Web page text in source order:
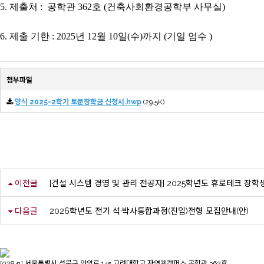
5. 제출처 : 공학관 362호 (건축사회환경공학부 사무실)
6. 제출 기한 : 2025년 12월 10일(수)까지 (기일 엄수 )
첨부파일
양식 2025-2학기 토문장학금 신청서.hwp (29.5K)
이전글 [건설 시스템 경영 및 관리 전공자] 2025학년도 휴로테크 장학
다음글 2026학년도 전기 석·박사통합과정(진입)전형 모집안내(안)